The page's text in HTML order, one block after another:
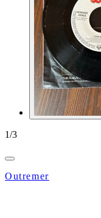
1/3
Outremer